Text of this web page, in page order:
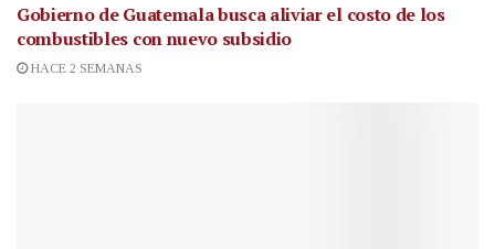
Gobierno de Guatemala busca aliviar el costo de los
combustibles con nuevo subsidio
HACE 2 SEMANAS